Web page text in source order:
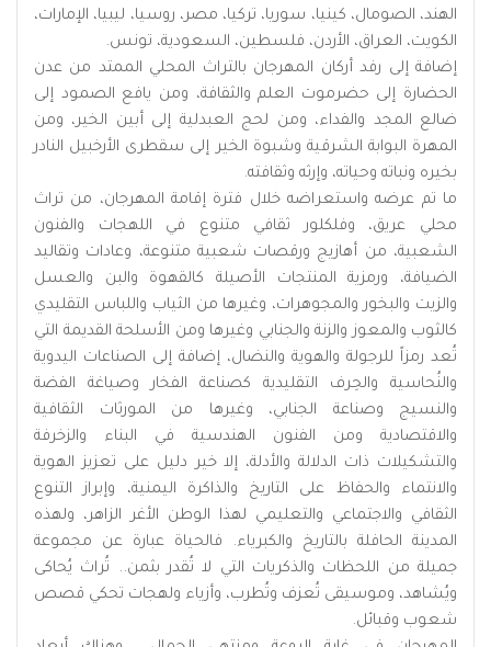
الهند، الصومال، كينيا، سوريا، تركيا، مصر، روسيا، ليبيا، الإمارات،
الكويت، العراق، الأردن، فلسطين، السعودية، تونس.
إضافة إلى رفد أركان المهرجان بالتراث المحلي الممتد من عدن
الحضارة إلى حضرموت العلم والثقافة، ومن يافع الصمود إلى
ضالع المجد والفداء، ومن لحج العبدلية إلى أبين الخير، ومن
المهرة البوابة الشرقية وشبوة الخير إلى سقطرى الأرخبيل النادر
بخيره ونباته وحياته، وإرثه وثقافته.
ما تم عرضه واستعراضه خلال فترة إقامة المهرجان، من تراث
محلي عريق، وفلكلور ثقافي متنوع في اللهجات والفنون
الشعبية، من أهازيج ورقصات شعبية متنوعة، وعادات وتقاليد
الضيافة، ورمزية المنتجات الأصيلة كالقهوة والبن والعسل
والزيت والبخور والمجوهرات، وغيرها من الثياب واللباس التقليدي
كالثوب والمعوز والزنة والجنابي وغيرها ومن الأسلحة القديمة التي
تُعد رمزاً للرجولة والهوية والنضال، إضافة إلى الصناعات اليدوية
والنُحاسية والحِرف التقليدية كصناعة الفخار وصياغة الفضة
والنسيج وصناعة الجنابي، وغيرها من المورثات الثقافية
والاقتصادية ومن الفنون الهندسية في البناء والزخرفة
والتشكيلات ذات الدلالة والأدلة، إلا خير دليل على تعزيز الهوية
والانتماء والحفاظ على التاريخ والذاكرة اليمنية، وإبراز التنوع
الثقافي والاجتماعي والتعليمي لهذا الوطن الأغر الزاهر، ولهذه
المدينة الحافلة بالتاريخ والكبرياء. فالحياة عبارة عن مجموعة
جميلة من اللحظات والذكريات التي لا تُقدر بثمن.. تُراث يُحاكى
ويُشاهد، وموسيقى تُعزف وتُطرب، وأزياء ولهجات تحكي قصص
شعوب وقبائل.